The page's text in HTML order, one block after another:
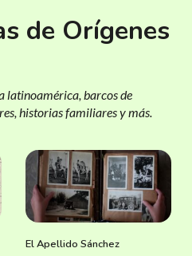
de Orígenes
latinoamérica, barcos de
historias familiares y más.
El Apellido Sánchez